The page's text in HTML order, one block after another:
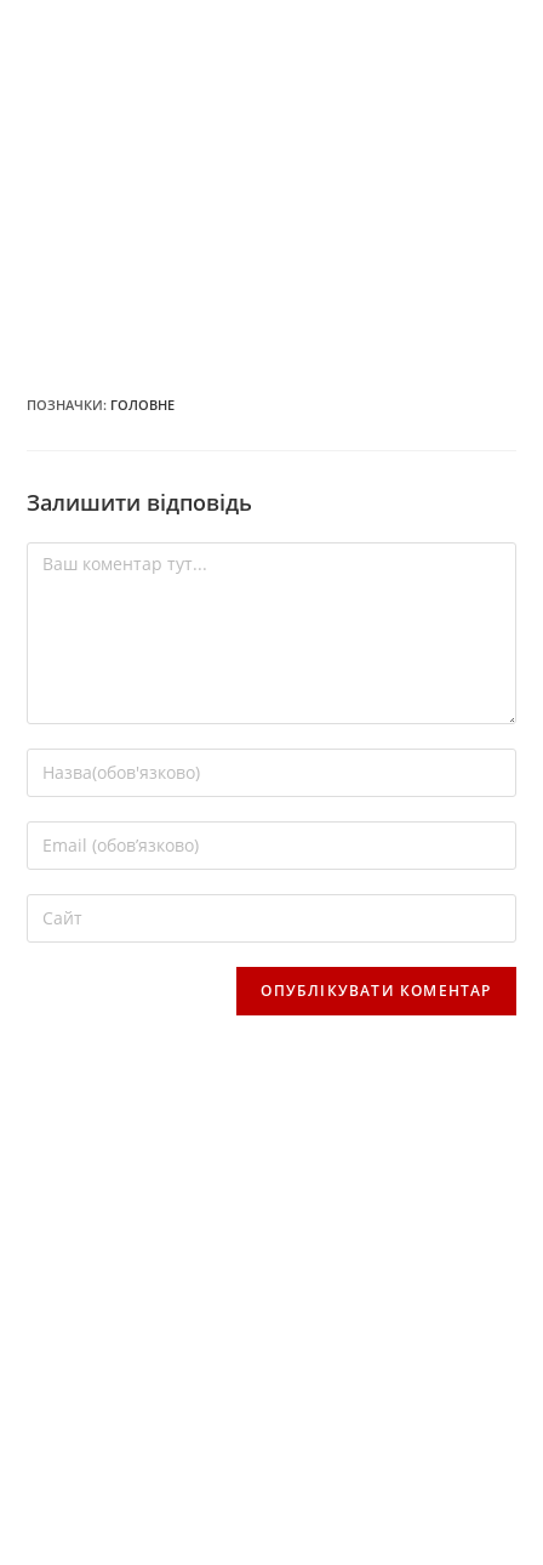
ПОЗНАЧКИ: ГОЛОВНЕ
Залишити відповідь